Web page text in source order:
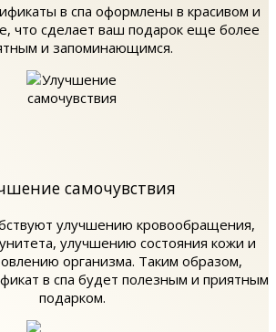
в спа оформлены в красивом и
что сделает ваш подарок еще более
и запоминающимся.
самочувствия
улучшению кровообращения,
улучшению состояния кожи и
организма. Таким образом,
в спа будет полезным и приятным
подарком.